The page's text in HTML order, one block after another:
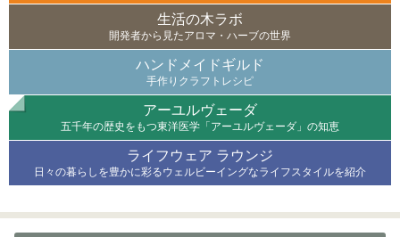
生活の木ラボ
開発者から見たアロマ・ハーブの世界
ハンドメイドギルド
手作りクラフトレシピ
アーユルヴェーダ
五千年の歴史をもつ東洋医学「アーユルヴェーダ」の知恵
ライフウェア ラウンジ
日々の暮らしを豊かに彩るウェルビーイングなライフスタイルを紹介